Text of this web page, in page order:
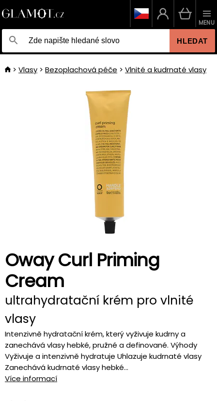
HLEDAT
MENU
Vlasy Bezoplachová péče Vlnité a kudrnaté vlasy
Oway Curl Priming
Cream
ultrahydratační krém pro vlnité
vlasy
Intenzivně hydratační krém, který vyživuje kudrny a
zanechává vlasy hebké, pružné a definované. Výhody
Vyživuje a intenzivně hydratuje Uhlazuje kudrnaté vlasy
Zanechává kudrnaté vlasy hebké...
Více informací